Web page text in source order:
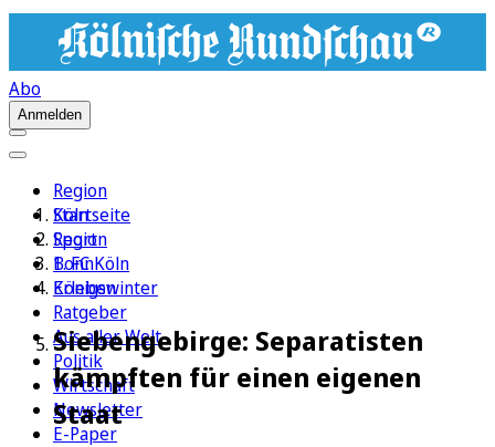
Abo
Anmelden
Region
Köln
Sport
1. FC Köln
Erleben
Ratgeber
Aus aller Welt
Politik
Wirtschaft
Newsletter
E-Paper
Startseite
Region
Bonn
Königswinter
Siebengebirge: Separatisten
kämpften für einen eigenen
Staat